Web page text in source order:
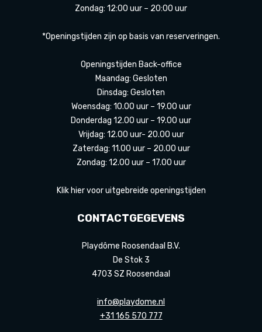
Zondag: 12:00 uur – 20:00 uur
*Openingstijden zijn op basis van reserveringen.
Openingstijden Back-office
Maandag: Gesloten
Dinsdag: Gesloten
Woensdag: 10.00 uur – 19.00 uur
Donderdag 12.00 uur – 19.00 uur
Vrijdag: 12.00 uur- 20.00 uur
Zaterdag: 11.00 uur – 20.00 uur
Zondag: 12.00 uur – 17.00 uur
Klik hier voor uitgebreide openingstijden
CONTACTGEGEVENS
Playdôme Roosendaal B.V.
De Stok 3
4703 SZ Roosendaal
info@playdome.nl
+31 165 570 777